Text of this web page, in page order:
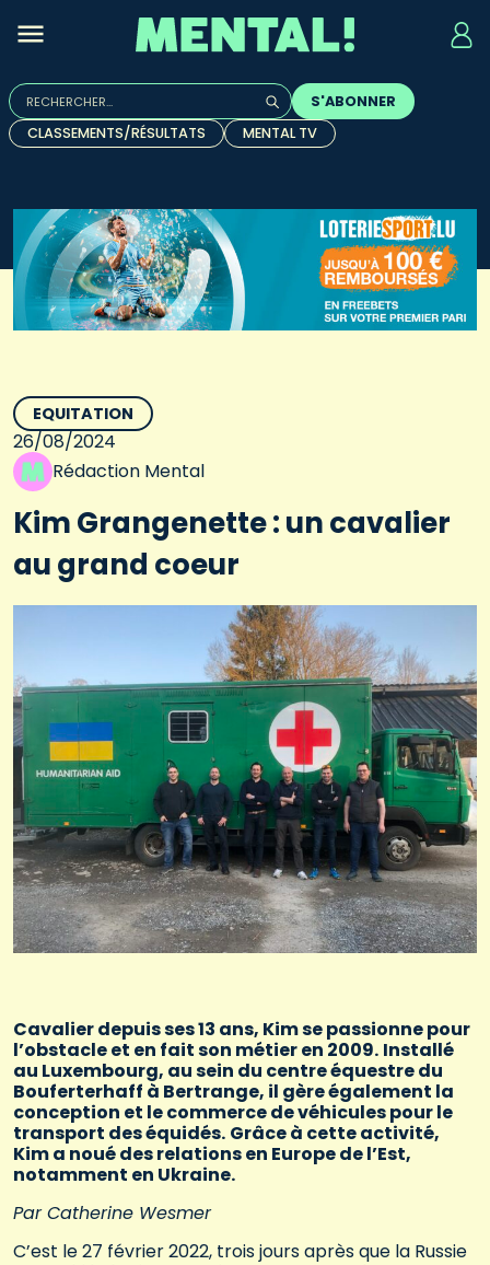
Rechercher :
Quand les résultats de l'auto-complétion sont
S'ABONNER
CLASSEMENTS/RÉSULTATS
MENTAL TV
EQUITATION
26/08/2024
Rédaction Mental
Kim Grangenette : un cavalier
au grand coeur
Cavalier depuis ses 13 ans, Kim se passionne pour
l’obstacle et en fait son métier en 2009. Installé
au Luxembourg, au sein du centre équestre du
Bouferterhaff à Bertrange, il gère également la
conception et le commerce de véhicules pour le
transport des équidés. Grâce à cette activité,
Kim a noué des relations en Europe de l’Est,
notamment en Ukraine.
Par Catherine Wesmer
C’est le 27 février 2022, trois jours après que la Russie